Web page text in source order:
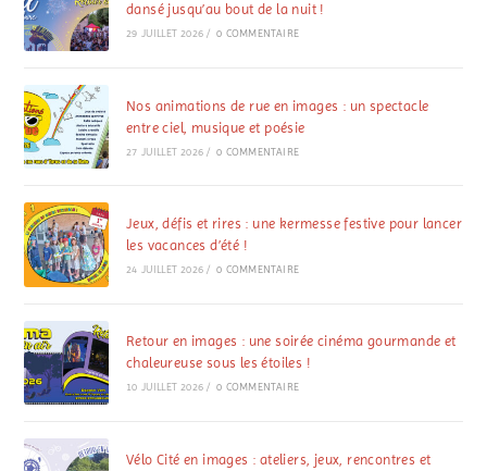
dansé jusqu’au bout de la nuit !
29 JUILLET 2026 / 0 COMMENTAIRE
Nos animations de rue en images : un spectacle
entre ciel, musique et poésie
27 JUILLET 2026 / 0 COMMENTAIRE
Jeux, défis et rires : une kermesse festive pour lancer
les vacances d’été !
24 JUILLET 2026 / 0 COMMENTAIRE
Retour en images : une soirée cinéma gourmande et
chaleureuse sous les étoiles !
10 JUILLET 2026 / 0 COMMENTAIRE
Vélo Cité en images : ateliers, jeux, rencontres et